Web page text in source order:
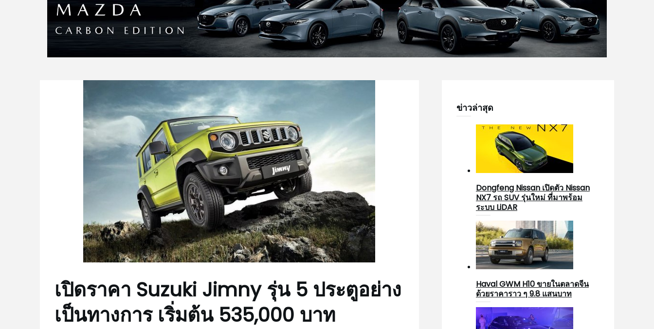
เปิดราคา Suzuki Jimny รุ่น 5 ประตูอย่าง
เป็นทางการ เริ่มต้น 535,000 บาท
ข่าวล่าสุด
Dongfeng Nissan เปิดตัว Nissan
NX7 รถ SUV รุ่นใหม่ ที่มาพร้อม
ระบบ LiDAR
Haval GWM H10 ขายในตลาดจีน
ด้วยราคาราว ๆ 9.8 แสนบาท